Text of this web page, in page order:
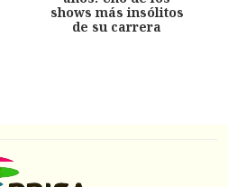
shows más insólitos
de su carrera